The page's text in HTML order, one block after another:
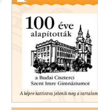
A képre kattintva jelenik meg a tartalom.